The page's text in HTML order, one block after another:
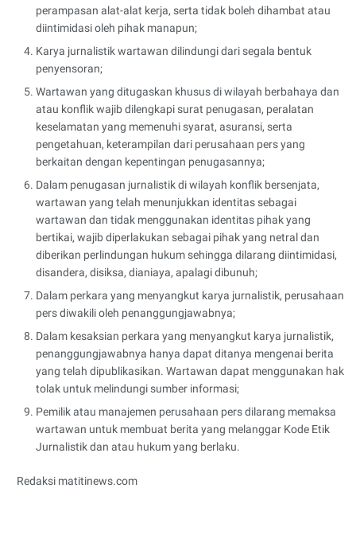
perampasan alat-alat kerja, serta tidak boleh dihambat atau
diintimidasi oleh pihak manapun;
Karya jurnalistik wartawan dilindungi dari segala bentuk
penyensoran;
Wartawan yang ditugaskan khusus di wilayah berbahaya dan
atau konflik wajib dilengkapi surat penugasan, peralatan
keselamatan yang memenuhi syarat, asuransi, serta
pengetahuan, keterampilan dari perusahaan pers yang
berkaitan dengan kepentingan penugasannya;
Dalam penugasan jurnalistik di wilayah konflik bersenjata,
wartawan yang telah menunjukkan identitas sebagai
wartawan dan tidak menggunakan identitas pihak yang
bertikai, wajib diperlakukan sebagai pihak yang netral dan
diberikan perlindungan hukum sehingga dilarang diintimidasi,
disandera, disiksa, dianiaya, apalagi dibunuh;
Dalam perkara yang menyangkut karya jurnalistik, perusahaan
pers diwakili oleh penanggungjawabnya;
Dalam kesaksian perkara yang menyangkut karya jurnalistik,
penanggungjawabnya hanya dapat ditanya mengenai berita
yang telah dipublikasikan. Wartawan dapat menggunakan hak
tolak untuk melindungi sumber informasi;
Pemilik atau manajemen perusahaan pers dilarang memaksa
wartawan untuk membuat berita yang melanggar Kode Etik
Jurnalistik dan atau hukum yang berlaku.
Redaksi matitinews.com